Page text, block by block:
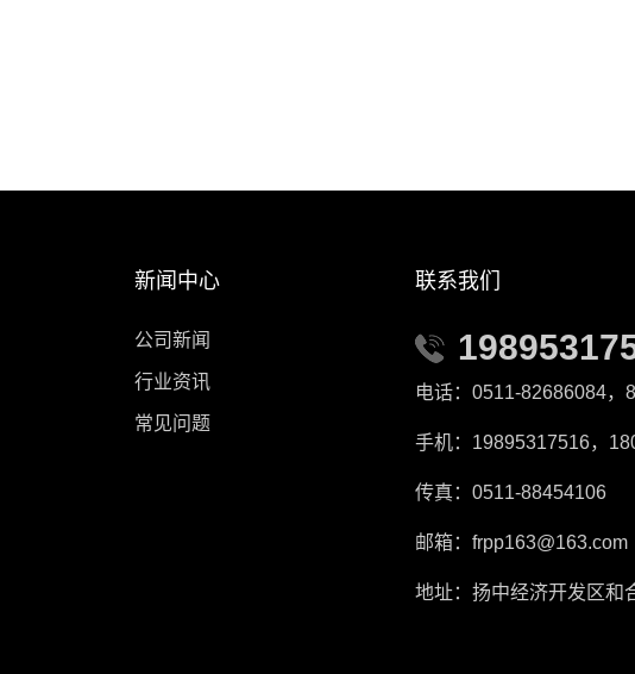
新闻中心
公司新闻
行业资讯
常见问题
联系我们
电话：0511-82686084，
手机：19895317516，
传真：0511-88454106
邮箱：frpp163@163.com
地址：扬中经济开发区和